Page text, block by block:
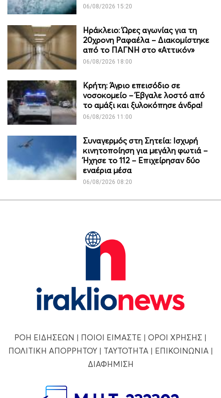
06/08/2026 15:20
Ηράκλειο: Ώρες αγωνίας για τη
20χρονη Ραφαέλα – Διακομίστηκε
από το ΠΑΓΝΗ στο «Αττικόν»
06/08/2026 18:00
Κρήτη: Άγριο επεισόδιο σε
νοσοκομείο – Έβγαλε λοστό από
το αμάξι και ξυλοκόπησε άνδρα!
06/08/2026 11:00
Συναγερμός στη Σητεία: Ισχυρή
κινητοποίηση για μεγάλη φωτιά –
Ήχησε το 112 – Επιχείρησαν δύο
εναέρια μέσα
06/08/2026 08:20
ΡΟΗ ΕΙΔΗΣΕΩΝ | ΠΟΙΟΙ ΕΙΜΑΣΤΕ | ΟΡΟΙ ΧΡΗΣΗΣ |
ΠΟΛΙΤΙΚΗ ΑΠΟΡΡΗΤΟΥ| ΤΑΥΤΟΤΗΤΑ | ΕΠΙΚΟΙΝΩΝΙΑ |
ΔΙΑΦΗΜΙΣΗ